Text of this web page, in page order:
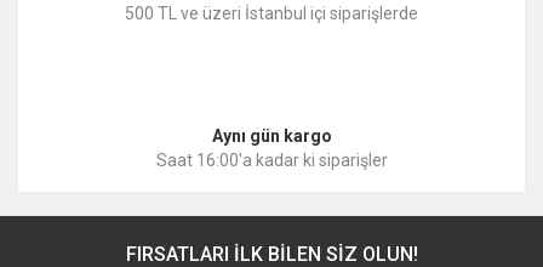
500 TL ve üzeri İstanbul içi siparişlerde
Aynı gün kargo
Saat 16:00'a kadar ki siparişler
FIRSATLARI İLK BİLEN SİZ OLUN!